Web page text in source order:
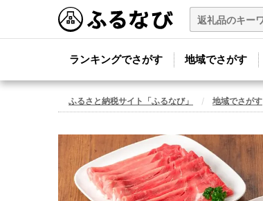
ランキングでさがす 地域でさがす
ふるさと納税サイト「ふるなび」 地域でさがす